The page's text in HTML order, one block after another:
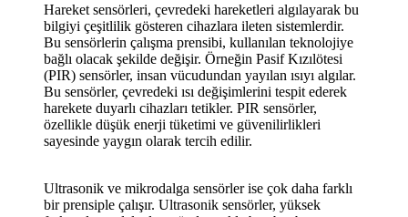
Hareket sensörleri, çevredeki hareketleri algılayarak bu
bilgiyi çeşitlilik gösteren cihazlara ileten sistemlerdir.
Bu sensörlerin çalışma prensibi, kullanılan teknolojiye
bağlı olacak şekilde değişir. Örneğin Pasif Kızılötesi
(PIR) sensörler, insan vücudundan yayılan ısıyı algılar.
Bu sensörler, çevredeki ısı değişimlerini tespit ederek
harekete duyarlı cihazları tetikler. PIR sensörler,
özellikle düşük enerji tüketimi ve güvenilirlikleri
sayesinde yaygın olarak tercih edilir.
Ultrasonik ve mikrodalga sensörler ise çok daha farklı
bir prensiple çalışır. Ultrasonik sensörler, yüksek